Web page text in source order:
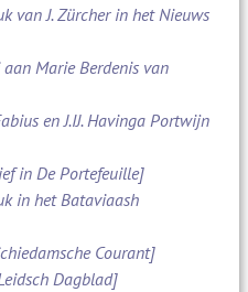
van J. Zürcher in het Nieuws
Marie Berdenis van
en J.IJ. Havinga Portwijn
in De Portefeuille]
in het Bataviaash
Courant]
Dagblad]